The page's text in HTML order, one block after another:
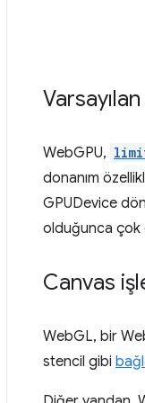
WebGPU,
donanım
GPUDevice
olduğunca çok
Canvas
WebGL, bir
stencil gibi